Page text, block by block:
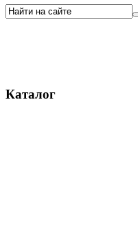
Каталог